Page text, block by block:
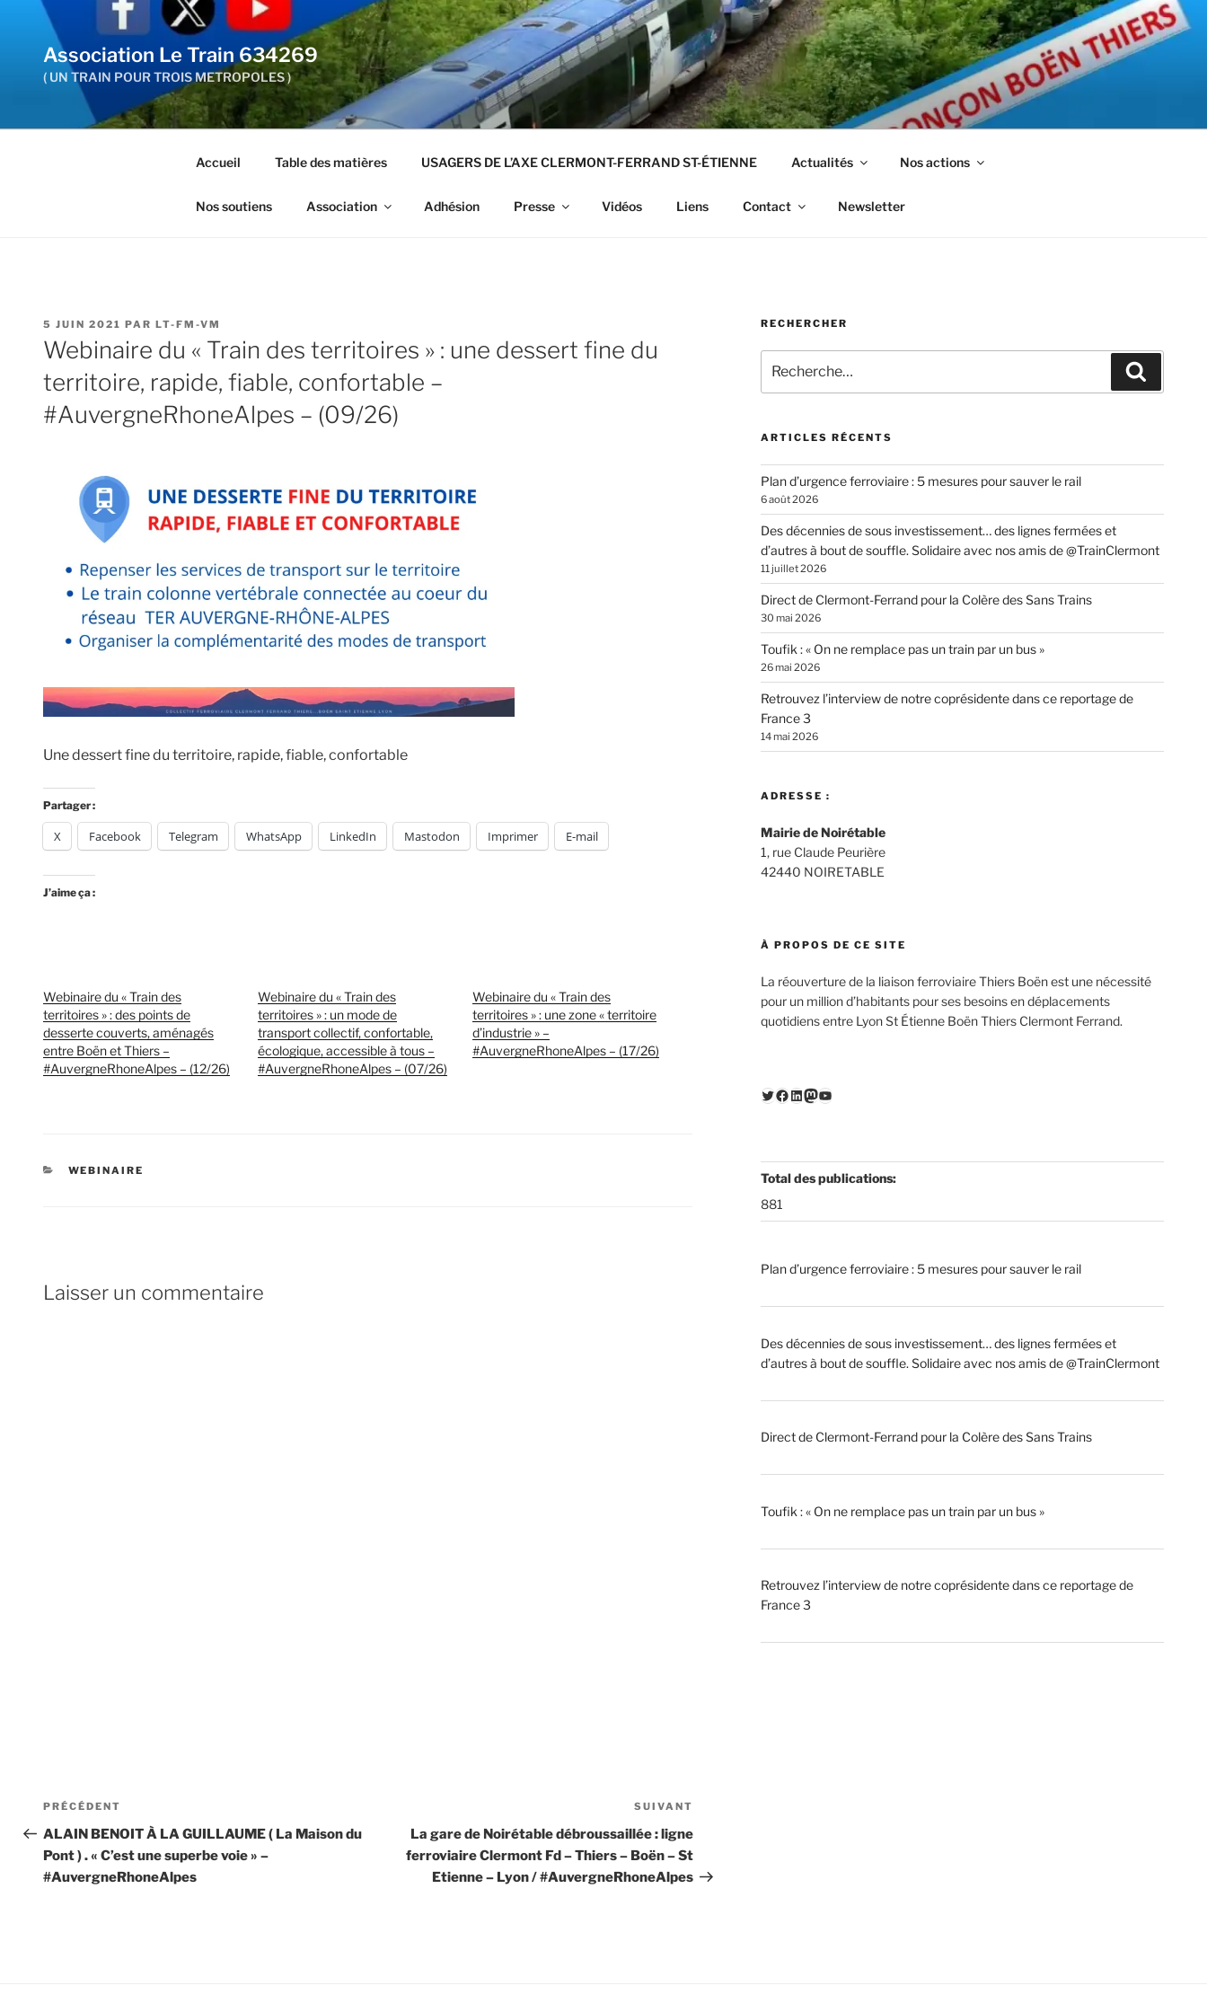
contenu
principal
Association Le Train 634269
( UN TRAIN POUR TROIS METROPOLES )
Accueil Table des matières USAGERS DE L’AXE CLERMONT-FERRAND ST-ÉTIENNE Actualités Nos actions
Nos soutiens Association Adhésion Presse Vidéos Liens Contact Newsletter
PUBLIÉ
LE
5 JUIN 2021 PAR LT-FM-VM
Webinaire du « Train des territoires » : une dessert fine du
territoire, rapide, fiable, confortable –
#AuvergneRhoneAlpes – (09/26)
Une dessert fine du territoire, rapide, fiable, confortable
Partager :
X Facebook Telegram WhatsApp LinkedIn Mastodon Imprimer E-mail
J’aime ça :
Webinaire du « Train des
territoires » : des points de
desserte couverts, aménagés
entre Boën et Thiers –
#AuvergneRhoneAlpes – (12/26)
Webinaire du « Train des
territoires » : un mode de
transport collectif, confortable,
écologique, accessible à tous –
#AuvergneRhoneAlpes – (07/26)
Webinaire du « Train des
territoires » : une zone « territoire
d’industrie » –
#AuvergneRhoneAlpes – (17/26)
CATÉGORIES
WEBINAIRE
Laisser un commentaire
Navigation
de
l’article
Article
précédent
PRÉCÉDENT
ALAIN BENOIT À LA GUILLAUME ( La Maison du
Pont ) . « C’est une superbe voie » –
#AuvergneRhoneAlpes
suivant
SUIVANT
La gare de Noirétable débroussaillée : ligne
ferroviaire Clermont Fd – Thiers – Boën – St
Etienne – Lyon / #AuvergneRhoneAlpes
RECHERCHER
pour
:
ARTICLES RÉCENTS
Plan d’urgence ferroviaire : 5 mesures pour sauver le rail
6 août 2026
Des décennies de sous investissement… des lignes fermées et
d’autres à bout de souffle. Solidaire avec nos amis de @TrainClermont
11 juillet 2026
Direct de Clermont-Ferrand pour la Colère des Sans Trains
30 mai 2026
Toufik : « On ne remplace pas un train par un bus »
26 mai 2026
Retrouvez l’interview de notre coprésidente dans ce reportage de
France 3
14 mai 2026
ADRESSE :
Mairie de Noirétable
1, rue Claude Peurière
42440 NOIRETABLE
À PROPOS DE CE SITE
La réouverture de la liaison ferroviaire Thiers Boën est une nécessité
pour un million d’habitants pour ses besoins en déplacements
quotidiens entre Lyon St Étienne Boën Thiers Clermont Ferrand.
Twitter
Facebook
LinkedIn
Mastodon
YouTube
Total des publications:
881
Plan d’urgence ferroviaire : 5 mesures pour sauver le rail
Des décennies de sous investissement… des lignes fermées et
d’autres à bout de souffle. Solidaire avec nos amis de @TrainClermont
Direct de Clermont-Ferrand pour la Colère des Sans Trains
Toufik : « On ne remplace pas un train par un bus »
Retrouvez l’interview de notre coprésidente dans ce reportage de
France 3